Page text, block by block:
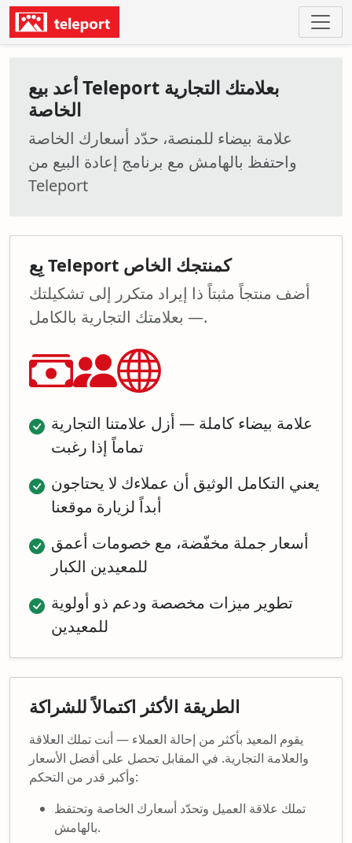
أعد بيع Teleport بعلامتك التجارية
الخاصة
علامة بيضاء للمنصة، حدّد أسعارك الخاصة
واحتفظ بالهامش مع برنامج إعادة البيع من
Teleport
بِع Teleport كمنتجك الخاص
أضف منتجاً مثبتاً ذا إيراد متكرر إلى تشكيلتك
— بعلامتك التجارية بالكامل.
علامة بيضاء كاملة — أزل علامتنا التجارية
تماماً إذا رغبت
يعني التكامل الوثيق أن عملاءك لا يحتاجون
أبداً لزيارة موقعنا
أسعار جملة مخفّضة، مع خصومات أعمق
للمعيدين الكبار
تطوير ميزات مخصصة ودعم ذو أولوية
للمعيدين
الطريقة الأكثر اكتمالاً للشراكة
يقوم المعيد بأكثر من إحالة العملاء — أنت تملك العلاقة
والعلامة التجارية. في المقابل تحصل على أفضل الأسعار
وأكبر قدر من التحكم:
تملك علاقة العميل وتحدّد أسعارك الخاصة وتحتفظ
بالهامش.